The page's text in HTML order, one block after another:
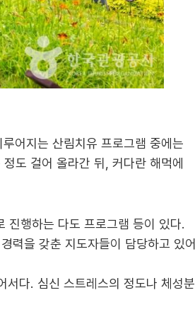
어지는 산림치유 프로그램 중에는
도 걸어 올라간 뒤, 커다란 해먹에
진행하는 다도 프로그램 등이 있다.
력을 갖춘 지도자들이 담당하고 있어
다. 심신 스트레스의 정도나 체성분